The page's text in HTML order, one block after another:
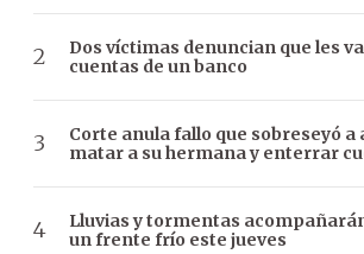
Dos víctimas denuncian que les
cuentas de un banco
Corte anula fallo que sobreseyó a
matar a su hermana y enterrar
Lluvias y tormentas
un frente frío este jueves